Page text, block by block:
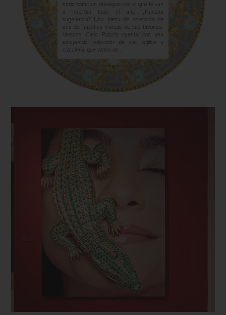
nada como un obsequio con el que te van
a recordar todo el año. ¿Nuestra
sugerencia? Una pieza de colección de
una de nuestras marcas de lujo favoritas:
Versace. Casa Palacio cuenta con una
estupenda selección de sus vajillas y
cristalería, que visten de ...